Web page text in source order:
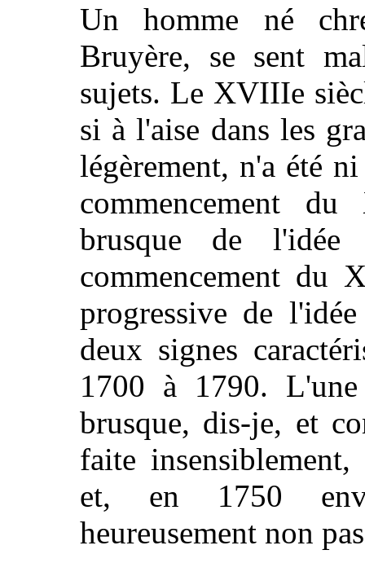
Un homme né
Bruyère, se sent
sujets. Le XVIIIe
si à l'aise dans les
légèrement, n'a été
commencement
brusque de
commencement du
progressive de
deux signes
1700 à 1790.
brusque, dis-je, et
faite
et, en 1750
heureusement non